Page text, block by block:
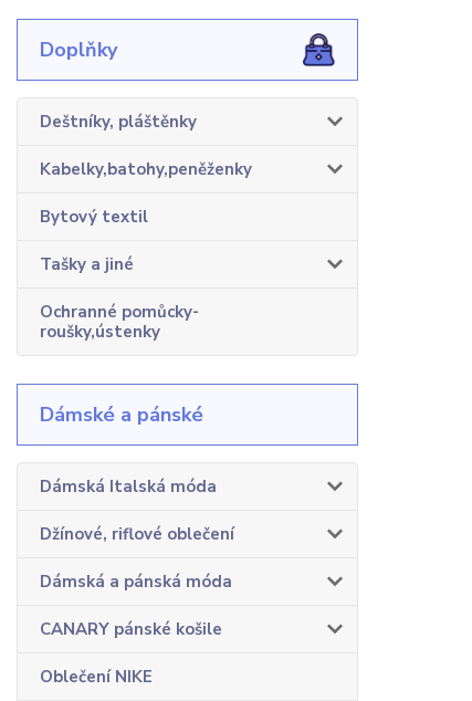
Doplňky
Deštníky, pláštěnky
Kabelky,batohy,peněženky
Bytový textil
Tašky a jiné
Ochranné pomůcky-
roušky,ústenky
Dámské a pánské
Dámská Italská móda
Džínové, riflové oblečení
Dámská a pánská móda
CANARY pánské košile
Oblečení NIKE